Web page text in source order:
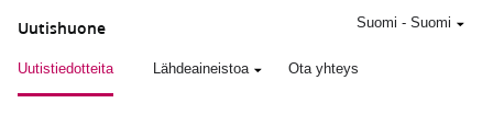
Uutishuone
Uutistiedotteita Lähdeaineistoa Ota yhteys
Suomi - Suomi